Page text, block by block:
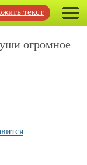
текст
огромное